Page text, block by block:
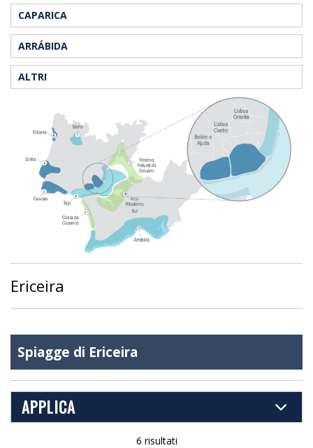
CAPARICA
ARRÁBIDA
ALTRI
Ericeira
Spiagge di Ericeira
APPLICA
6 risultati